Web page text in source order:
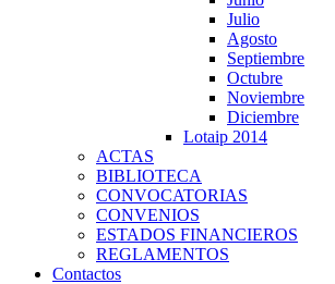
Julio
Agosto
Septiembre
Octubre
Noviembre
Diciembre
Lotaip 2014
ACTAS
BIBLIOTECA
CONVOCATORIAS
CONVENIOS
ESTADOS FINANCIEROS
REGLAMENTOS
Contactos